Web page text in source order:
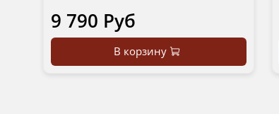
9 790 Руб
В корзину